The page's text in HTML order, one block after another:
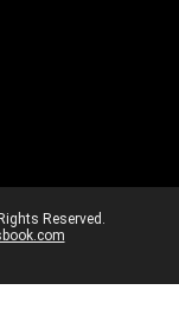
Reserved.